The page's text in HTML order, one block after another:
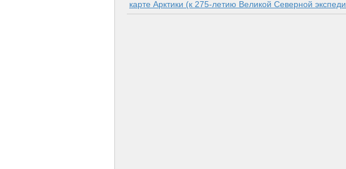
карте Арктики (к 275-летию Великой Северной